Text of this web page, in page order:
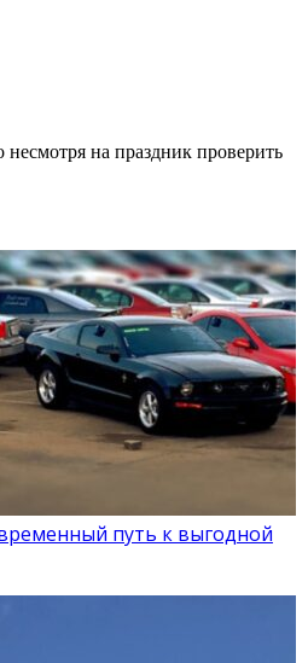
на праздник проверить
путь к выгодной